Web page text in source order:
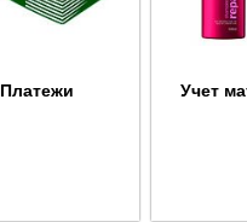
Платежи Учет